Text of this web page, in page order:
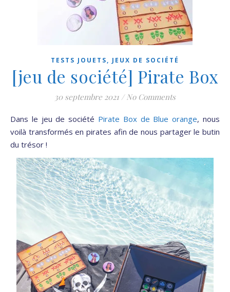
TESTS JOUETS, JEUX DE SOCIÉTÉ
[jeu de société] Pirate Box
30 septembre 2021 / No Comments
Dans le jeu de société Pirate Box de Blue orange, nous
voilà transformés en pirates afin de nous partager le butin
du trésor !